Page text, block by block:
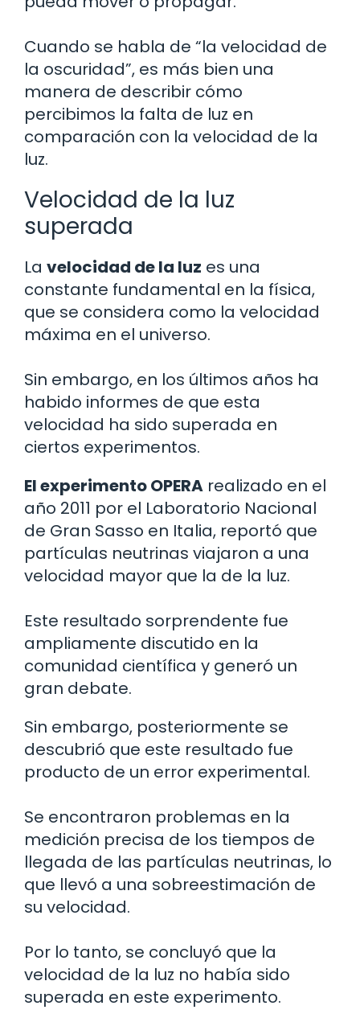
Cuando se habla de “la velocidad de
la oscuridad”, es más bien una
manera de describir cómo
percibimos la falta de luz en
comparación con la velocidad de la
luz.
Velocidad de la luz
superada
La velocidad de la luz es una
constante fundamental en la física,
que se considera como la velocidad
máxima en el universo.
Sin embargo, en los últimos años ha
habido informes de que esta
velocidad ha sido superada en
ciertos experimentos.
El experimento OPERA realizado en el
año 2011 por el Laboratorio Nacional
de Gran Sasso en Italia, reportó que
partículas neutrinas viajaron a una
velocidad mayor que la de la luz.
Este resultado sorprendente fue
ampliamente discutido en la
comunidad científica y generó un
gran debate.
Sin embargo, posteriormente se
descubrió que este resultado fue
producto de un error experimental.
Se encontraron problemas en la
medición precisa de los tiempos de
llegada de las partículas neutrinas, lo
que llevó a una sobreestimación de
su velocidad.
Por lo tanto, se concluyó que la
velocidad de la luz no había sido
superada en este experimento.